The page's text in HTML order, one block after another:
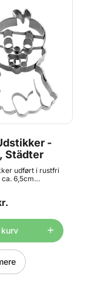
-
Städter
udført i rustfri
6,5cm